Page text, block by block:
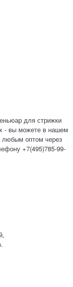
для стрижки
- вы можете в нашем
любым оптом через
+7(495)785-99-